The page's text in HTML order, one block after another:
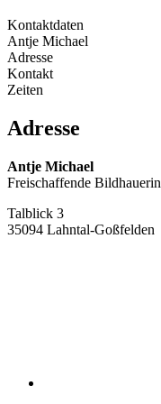
Kontaktdaten
Antje Michael
Adresse
Kontakt
Zeiten
Adresse
Antje Michael
Freischaffende Bildhauerin
Talblick 3
35094 Lahntal-Goßfelden